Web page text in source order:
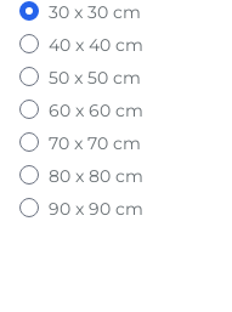
30 x 30 cm
40 x 40 cm
50 x 50 cm
60 x 60 cm
70 x 70 cm
80 x 80 cm
90 x 90 cm